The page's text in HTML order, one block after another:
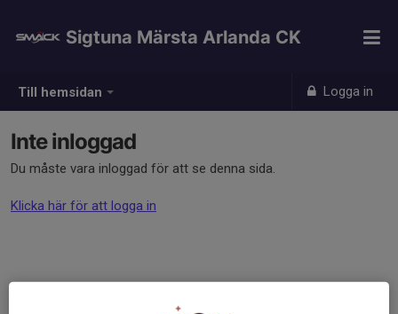
Till hemsidan Logga in
Sigtuna Märsta Arlanda CK
Inte inloggad
Du måste vara inloggad för att se denna sida.
Klicka här för att logga in